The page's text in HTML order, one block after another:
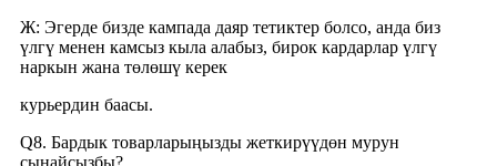
Ж: Эгерде бизде кампада даяр тетиктер болсо, анда биз
үлгү менен камсыз кыла алабыз, бирок кардарлар үлгү
наркын жана төлөшү керек
курьердин баасы.
Q8. Бардык товарларыңызды жеткирүүдөн мурун
сынайсызбы?